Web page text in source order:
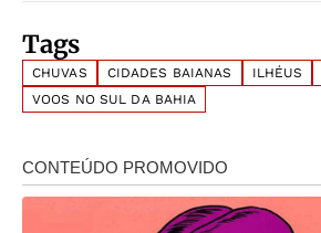
Tags
CHUVAS CIDADES BAIANAS ILHÉUS
VOOS NO SUL DA BAHIA